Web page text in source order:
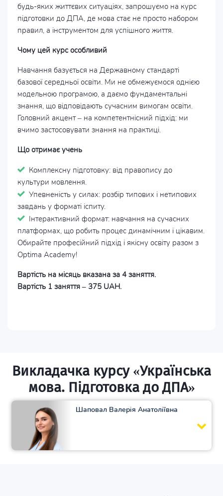
будь-яких життєвих ситуаціях, запрошуємо на курс
підготовки до ДПА, де мова стає не просто набором
правил, а інструментом для успішного життя.
Чому цей курс особливий
Навчання базується на Державному стандарті
базової середньої освіти. Ми не обмежуємося однією
модельною програмою, а даємо фундаментальні
знання, що відповідають сучасним вимогам освіти.
Головний акцент – на компетентнісний підхід: ми
вчимо застосовувати знання на практиці.
Що отримає учень
Комплексну підготовку: від правопису до
культури мовлення.
Упевненість у силах: розбір типових і нетипових
завдань у форматі іспиту.
Інтерактивний формат: навчання на сучасних
платформах, що робить процес динамічним і цікавим.
Обирайте професійний підхід і якісну освіту разом з
Optima Academy!
Вартість на місяць вказана за 4 заняття.
Вартість 1 заняття – 375 UAH.
Викладачка курсу «Українська
мова. Підготовка до ДПА»
Шаповал Валерія Анатоліївна